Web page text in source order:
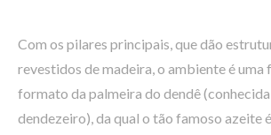
Com os pilares principais, que dão
revestidos de madeira, o ambiente é uma
formato da palmeira do dendê
dendezeiro), da qual o tão famoso azeite